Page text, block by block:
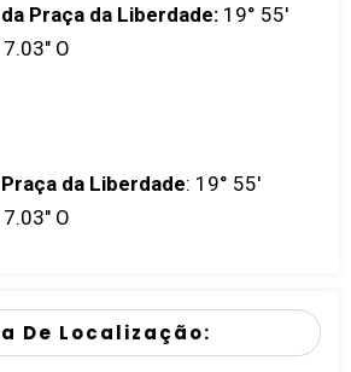
Praça da Liberdade: 19° 55'
O
da Liberdade: 19° 55'
O
De Localização: